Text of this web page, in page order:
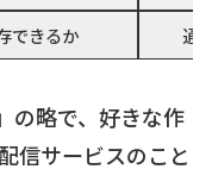
できるか 通
の略で、好きな作
信サービスのこと